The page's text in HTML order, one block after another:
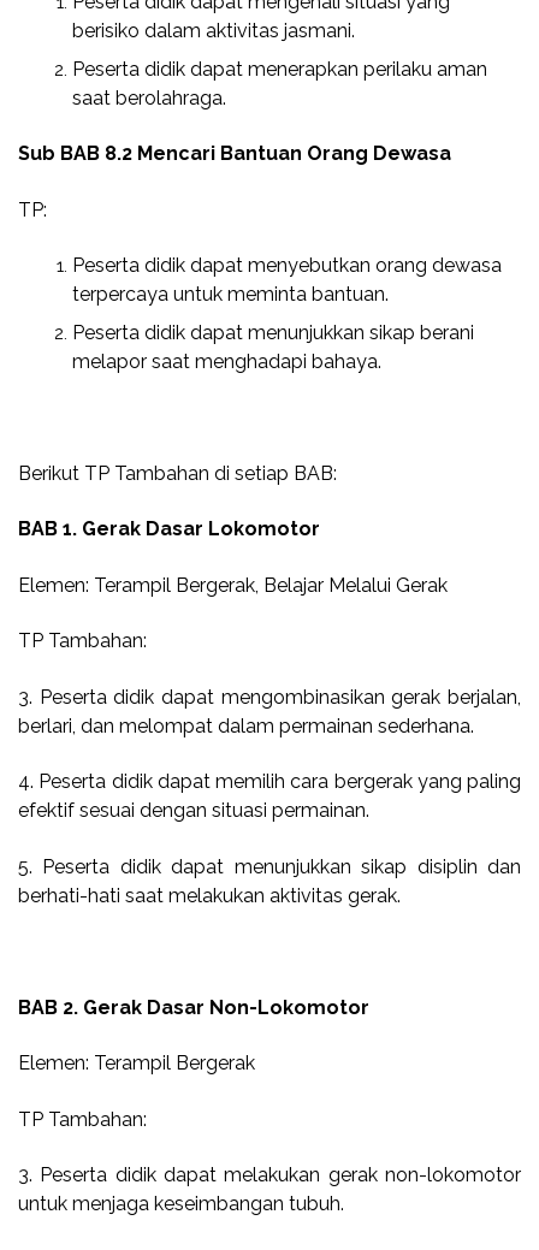
berisiko dalam aktivitas jasmani.
Peserta didik dapat menerapkan perilaku aman
saat berolahraga.
Sub BAB 8.2 Mencari Bantuan Orang Dewasa
TP:
Peserta didik dapat menyebutkan orang dewasa
terpercaya untuk meminta bantuan.
Peserta didik dapat menunjukkan sikap berani
melapor saat menghadapi bahaya.
Berikut TP Tambahan di setiap BAB:
BAB 1. Gerak Dasar Lokomotor
Elemen: Terampil Bergerak, Belajar Melalui Gerak
TP Tambahan:
3. Peserta didik dapat mengombinasikan gerak berjalan,
berlari, dan melompat dalam permainan sederhana.
4. Peserta didik dapat memilih cara bergerak yang paling
efektif sesuai dengan situasi permainan.
5. Peserta didik dapat menunjukkan sikap disiplin dan
berhati-hati saat melakukan aktivitas gerak.
BAB 2. Gerak Dasar Non-Lokomotor
Elemen: Terampil Bergerak
TP Tambahan:
3. Peserta didik dapat melakukan gerak non-lokomotor
untuk menjaga keseimbangan tubuh.